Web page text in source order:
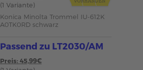
(1 Variante)
Konica Minolta Trommel IU-612K
A0TK0RD schwarz
Passend zu LT2030/AM
Preis: 45,99€